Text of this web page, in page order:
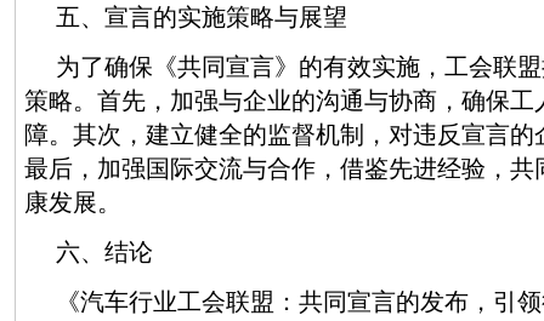
五、宣言的实施策略与展望
为了确保《共同宣言》的有效实施，工会联
策略。首先，加强与企业的沟通与协商，确保工
障。其次，建立健全的监督机制，对违反宣言
最后，加强国际交流与合作，借鉴先进经验，共
康发展。
六、结论
《汽车行业工会联盟：共同宣言的发布，引